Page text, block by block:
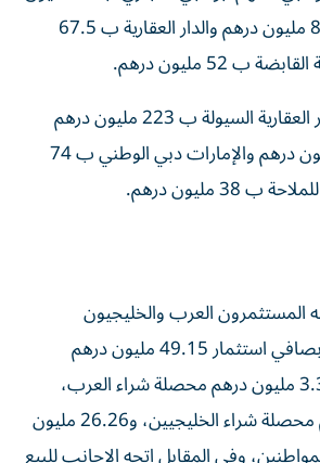
درهم وألفا ظبي ب81 مليون درهم والدار العقارية ب 67.5
ب 52 مليون درهم.
وفي دبي، تزعم إعمار العقارية السيولة ب 223 مليون درهم
وطلبات ب 182 مليون درهم والإمارات دبي الوطني ب 74
مليون درهم.
المستثمرون العرب والخليجيون
والمواطنون للشراء، بصافي استثمار 49.15 مليون درهم
محصلة شراء، منها 3.3 مليون درهم محصلة شراء العرب،
و19.57 مليون درهم محصلة شراء الخليجيين، و26.26 مليون